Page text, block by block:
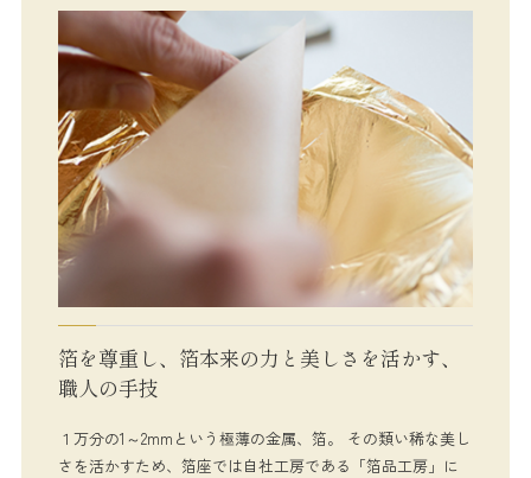
箔を尊重し、箔本来の力と美しさを活かす、
職人の手技
１万分の1～2mmという極薄の金属、箔。 その類い稀な美し
さを活かすため、箔座では自社工房である「箔品工房」に